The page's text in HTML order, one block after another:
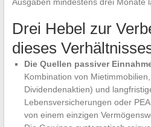
Drei Hebel zur
dieses
Die Quellen passiver
Kombination von
Dividendenaktien) und
Lebensversicherungen oder
von einem einzigen